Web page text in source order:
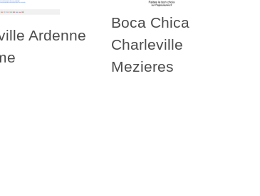
Ardenne
Boca Chica
Charleville
Mezieres